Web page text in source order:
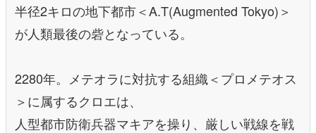
半径2キロの地下都市＜A.T(Augmented Tokyo)＞
が人類最後の砦となっている。
2280年。メテオラに対抗する組織＜プロメテオス
＞に属するクロエは、
人型都市防衛兵器マキアを操り、厳しい戦線を戦